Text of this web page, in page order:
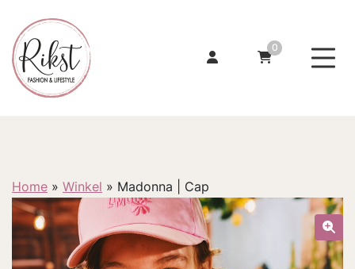
0
Home » Winkel » Madonna | Cap